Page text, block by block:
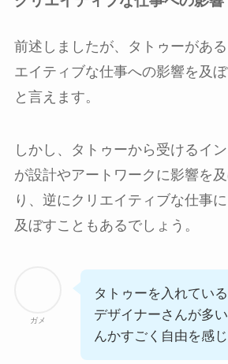
前述しましたが、タトゥーがあ
エイティブな仕事への影響を及
と言えます。
しかし、タトゥーから受けるイ
が設計やアートワークに影響を
り、逆にクリエイティブな仕事
及ぼすこともあるでしょう。
ガメ
タトゥーを入れてい
デザイナーさんが多
んかすごく自由を感じ